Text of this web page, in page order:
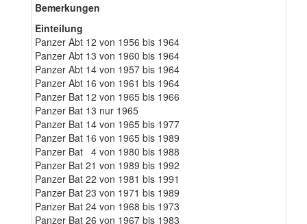
Bemerkungen
Einteilung
Panzer Abt 12 von 1956 bis 1964
Panzer Abt 13 von 1960 bis 1964
Panzer Abt 14 von 1957 bis 1964
Panzer Abt 16 von 1961 bis 1964
Panzer Bat 12 von 1965 bis 1966
Panzer Bat 13 nur 1965
Panzer Bat 14 von 1965 bis 1977
Panzer Bat 16 von 1965 bis 1989
Panzer Bat 4 von 1980 bis 1988
Panzer Bat 21 von 1989 bis 1992
Panzer Bat 22 von 1981 bis 1991
Panzer Bat 23 von 1971 bis 1989
Panzer Bat 24 von 1968 bis 1973
Panzer Bat 26 von 1967 bis 1983